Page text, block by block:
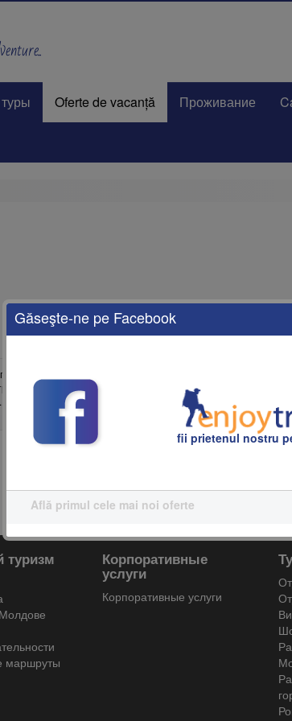
Oferte de vacanță Проживание
лучшие предложения для вашего отдыха,
EnjoyTravel предоставляет персонализированные
для себя самые привлекательные предложения с
туризм
маршруты
Корпоративные
услуги
Корпоративные услуги
Găseşte-ne pe Facebook
fii prietenul nostru
Află primul cele mai noi oferte